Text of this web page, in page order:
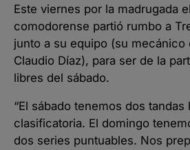
Este viernes por la madrugada
comodorense partió rumbo a
junto a su equipo (su mecánico
Claudio Díaz), para ser de la
libres del sábado.
“El sábado tenemos dos
clasificatoria. El domingo
dos series puntuables. Nos